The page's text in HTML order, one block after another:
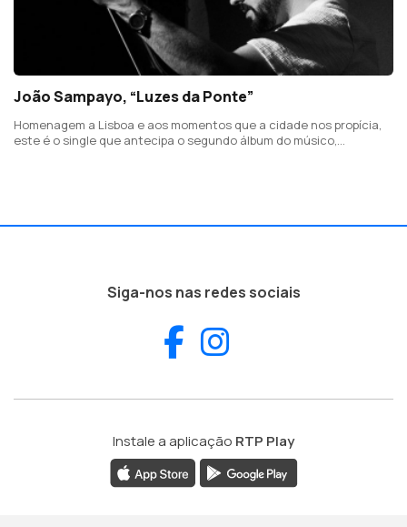
João Sampayo, “Luzes da Ponte”
Homenagem a Lisboa e aos momentos que a cidade nos propícia,
este é o single que antecipa o segundo álbum do músico,
Siga-nos nas redes sociais
Facebook
Instale a aplicação RTP Play